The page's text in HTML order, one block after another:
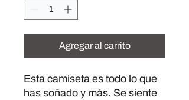
Agregar al carrito
Esta camiseta es todo lo que
has soñado y más. Se siente